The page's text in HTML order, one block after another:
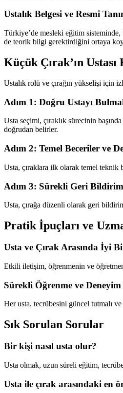
Ustalık Belgesi ve Resmi
Türkiye’de mesleki eğitim sisteminde,
de teorik bilgi gerektirdiğini ortaya
Küçük Çırak’ın
Ustalık rolü ve çırağın yükselişi için
Adım 1: Doğru Ustayı
Usta seçimi, çıraklık sürecinin
doğrudan belirler.
Adım 2: Temel Beceriler ve
Usta, çıraklara ilk olarak temel teknik
Adım 3: Sürekli Geri Bildirim
Usta, çırağa düzenli olarak geri
Pratik İpuçları ve
Usta ve Çırak Arasında İyi
Etkili iletişim, öğrenmenin ve
Sürekli Öğrenme ve Deneyim
Her usta, tecrübesini güncel tutmalı
Sık Sorulan Sorular
Bir kişi nasıl usta olur?
Usta olmak, uzun süreli eğitim,
Usta ile çırak arasındaki en